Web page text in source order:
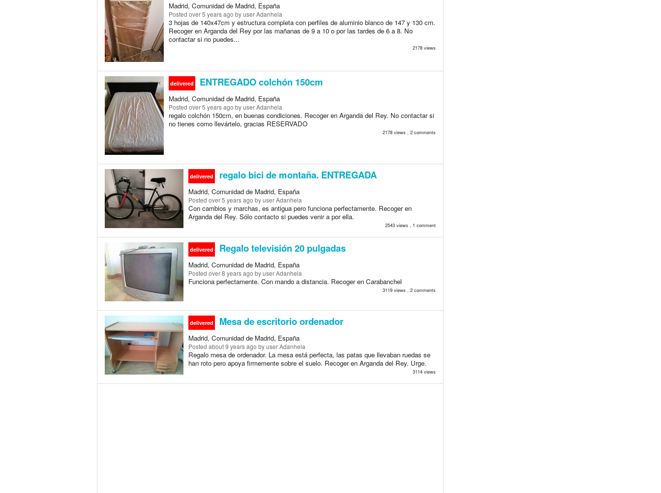
Madrid, Comunidad de Madrid, España
Posted over 5 years ago by user Adanhela
3 hojas de 140x47cm y estructura completa con perfiles de aluminio blanco de 147 y 130 cm.
Recoger en Arganda del Rey por las mañanas de 9 a 10 o por las tardes de 6 a 8. No
contactar si no puedes...
2178 views
delivered ENTREGADO colchón 150cm
Madrid, Comunidad de Madrid, España
Posted over 5 years ago by user Adanhela
regalo colchón 150cm, en buenas condiciones. Recoger en Arganda del Rey. No contactar si
no tienes como llevártelo, gracias RESERVADO
2178 views , 2 comments
delivered regalo bici de montaña. ENTREGADA
Madrid, Comunidad de Madrid, España
Posted over 5 years ago by user Adanhela
Con cambios y marchas, es antigua pero funciona perfectamente. Recoger en
Arganda del Rey. Sólo contacto si puedes venir a por ella.
2543 views , 1 comment
delivered Regalo televisión 20 pulgadas
Madrid, Comunidad de Madrid, España
Posted over 8 years ago by user Adanhela
Funciona perfectamente. Con mando a distancia. Recoger en Carabanchel
3119 views , 2 comments
delivered Mesa de escritorio ordenador
Madrid, Comunidad de Madrid, España
Posted about 9 years ago by user Adanhela
Regalo mesa de ordenador. La mesa está perfecta, las patas que llevaban ruedas se
han roto pero apoya firmemente sobre el suelo. Recoger en Arganda del Rey. Urge.
3114 views